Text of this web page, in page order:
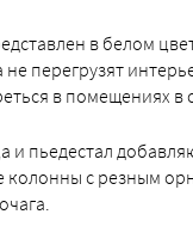
в белом
не перегрузят
в помещениях в
и пьедестал
колонны с резным